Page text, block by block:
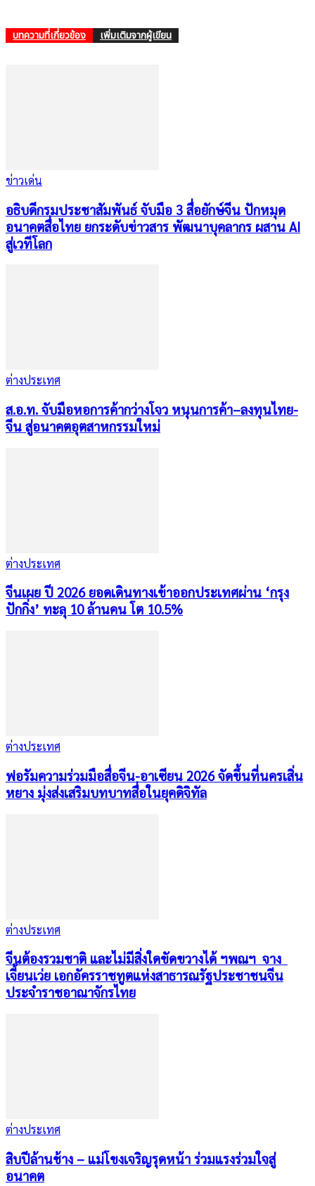
บทความที่เกี่ยวข้อง เพิ่มเติมจากผู้เขียน
ข่าวเด่น
อธิบดีกรมประชาสัมพันธ์ จับมือ 3 สื่อยักษ์จีน ปักหมุด
อนาคตสื่อไทย ยกระดับข่าวสาร พัฒนาบุคลากร ผสาน AI
สู่เวทีโลก
ต่างประเทศ
ส.อ.ท. จับมือหอการค้ากว่างโจว หนุนการค้า–ลงทุนไทย-
จีน สู่อนาคตอุตสาหกรรมใหม่
ต่างประเทศ
จีนเผย ปี 2026 ยอดเดินทางเข้าออกประเทศผ่าน ‘กรุง
ปักกิ่ง’ ทะลุ 10 ล้านคน โต 10.5%
ต่างประเทศ
ฟอรัมความร่วมมือสื่อจีน-อาเซียน 2026 จัดขึ้นที่นครเสิ่น
หยาง มุ่งส่งเสริมบทบาทสื่อในยุคดิจิทัล
ต่างประเทศ
จีนต้องรวมชาติ และไม่มีสิ่งใดขัดขวางได้ ฯพณฯ จาง
เจี้ยนเว่ย เอกอัครราชทูตแห่งสาธารณรัฐประชาชนจีน
ประจำราชอาณาจักรไทย
ต่างประเทศ
สิบปีล้านช้าง – แม่โขงเจริญรุดหน้า ร่วมแรงร่วมใจสู่
อนาคต